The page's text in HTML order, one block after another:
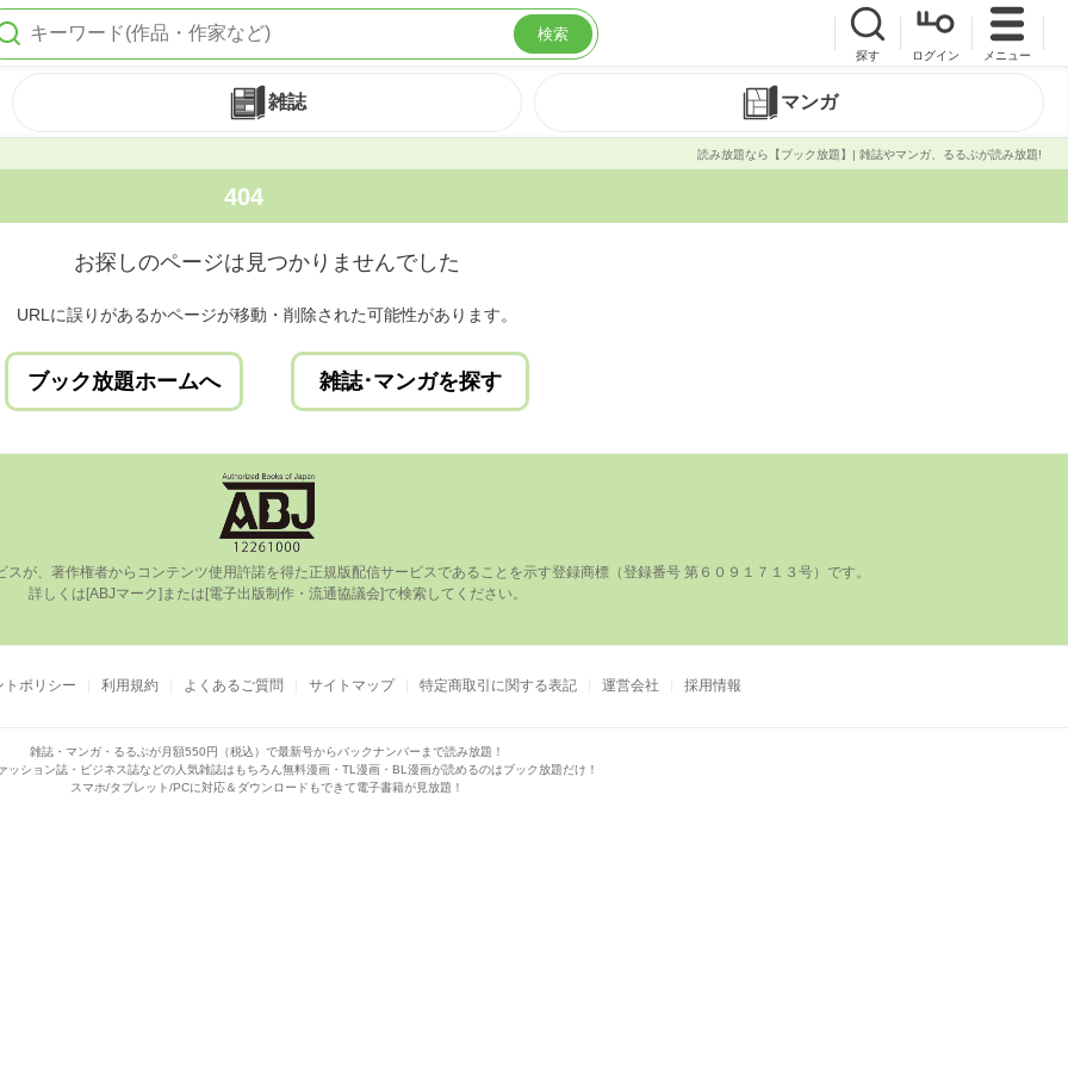
検索
探す ログイン メニュー
雑誌 マンガ
読み放題なら【ブック放題】| 雑誌やマンガ、るるぶが読み放題!
404
お探しのページは見つかりませんでした
URLに誤りがあるかページが移動・削除された可能性があります。
ブック放題ホームへ 雑誌･マンガを探す
が、著作権者からコンテンツ使⽤許諾を得た正規版配信サービスであることを⽰す登録商標（登録番号 第６０９１７１３号）です。
トポリシー 利用規約 よくあるご質問 サイトマップ 特定商取引に関する表記 運営会社 採用情報
雑誌・マンガ・るるぶが月額550円（税込）で最新号からバックナンバーまで読み放題！
ッション誌・ビジネス誌などの人気雑誌はもちろん 無料漫画・TL漫画・BL漫画が読めるのはブック放題だけ！
スマホ/タブレット/PCに対応＆ダウンロードもできて電子書籍が見放題！